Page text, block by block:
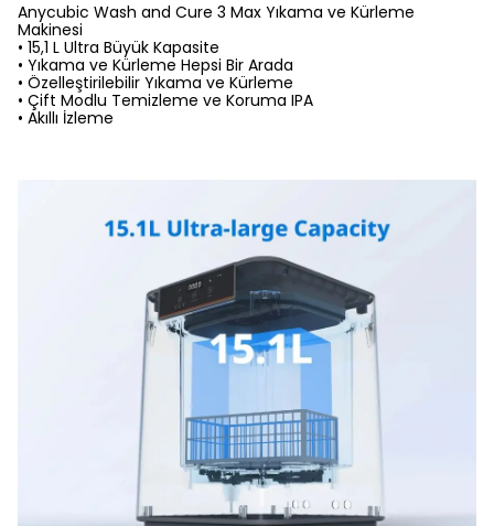
Anycubic Wash and Cure 3 Max Yıkama ve Kürleme
Makinesi
• 15,1 L Ultra Büyük Kapasite
• Yıkama ve Kürleme Hepsi Bir Arada
• Özelleştirilebilir Yıkama ve Kürleme
• Çift Modlu Temizleme ve Koruma IPA
• Akıllı İzleme